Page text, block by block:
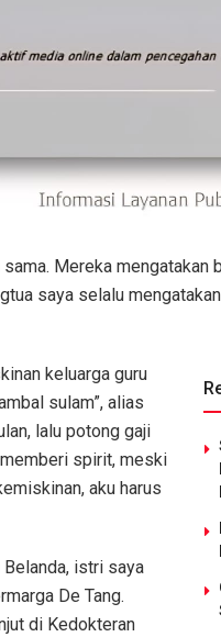
Mereka mengatakan
saya selalu
keluarga guru
sulam”, alias
lalu potong gaji
spirit, meski
aku harus
istri saya
De Tang.
di Kedokteran